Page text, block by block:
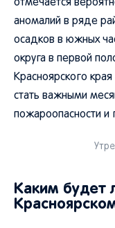
отмечается
аномалий в ряде
осадков в южных
округа в первой
Красноярского
стать важными
пожароопасности и
Каким будет